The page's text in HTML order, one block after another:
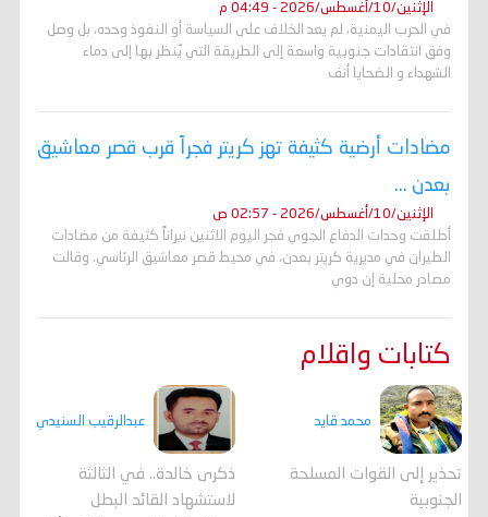
الإثنين/10/أغسطس/2026 - 04:49 م
في الحرب اليمنية، لم يعد الخلاف على السياسة أو النفوذ وحده، بل وصل
وفق انتقادات جنوبية واسعة إلى الطريقة التي يُنظر بها إلى دماء
الشهداء و الضحايا أنف
مضادات أرضية كثيفة تهز كريتر فجراً قرب قصر معاشيق
بعدن ...
الإثنين/10/أغسطس/2026 - 02:57 ص
أطلقت وحدات الدفاع الجوي فجر اليوم الاثنين نيراناً كثيفة من مضادات
الطيران في مديرية كريتر بعدن، في محيط قصر معاشيق الرئاسي. وقالت
مصادر محلية إن دوي
كتابات واقلام
محمد قايد
تحذير إلى القوات المسلحة
الجنوبية
عبدالرقيب السنيدي
ذكرى خالدة.. في الثالثة
لاستشهاد القائد البطل